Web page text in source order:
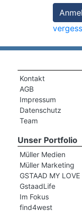
Kontakt
AGB
Impressum
Datenschutz
Team
Unser Portfolio
Müller Medien
Müller Marketing
GSTAAD MY LOVE
GstaadLife
Im Fokus
find4west